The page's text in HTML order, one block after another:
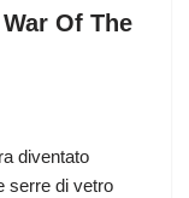
Of The
diventato
serre di vetro